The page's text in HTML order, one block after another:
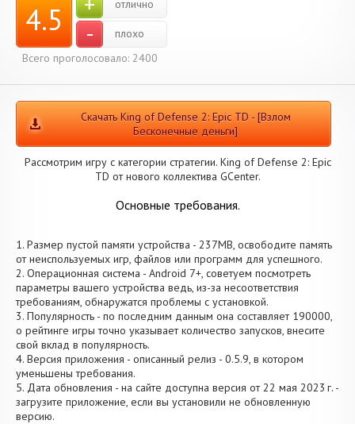
4.5 отлично
-
плохо
Всего проголосовало: 2400
Скачать King of Defense 2: Epic TD - [Взлом
Бесконечные деньги]
Рассмотрим игру с категории стратегии. King of Defense 2: Epic
TD от нового коллектива GCenter.
Основные требования.
1. Размер пустой памяти устройства - 237MB, освободите память
от неиспользуемых игр, файлов или программ для успешного.
2. Операционная система - Android 7+, советуем посмотреть
параметры вашего устройства ведь, из-за несоответствия
требованиям, обнаружатся проблемы с установкой.
3. Популярность - по последним данным она составляет 190000,
о рейтинге игры точно указывает количество запусков, внесите
свой вклад в популярность.
4. Версия приложения - описанный релиз - 0.5.9, в котором
уменьшены требования.
5. Дата обновления - на сайте доступна версия от 22 мая 2023 г. -
загрузите приложение, если вы установили не обновленную
версию.